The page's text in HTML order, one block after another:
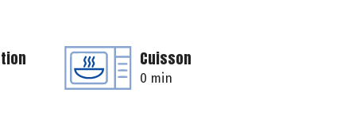
Cuisson
0 min